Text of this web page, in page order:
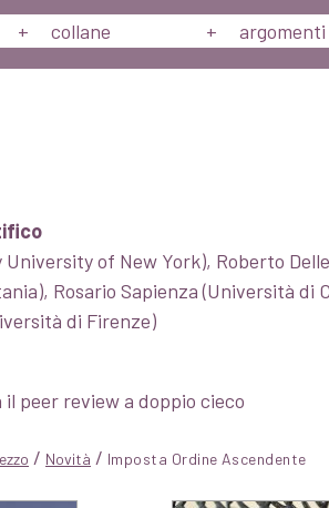
+ collane + argomenti
of New York), Roberto
Rosario Sapienza (Università
di Firenze)
peer review a doppio cieco
/ Novità /